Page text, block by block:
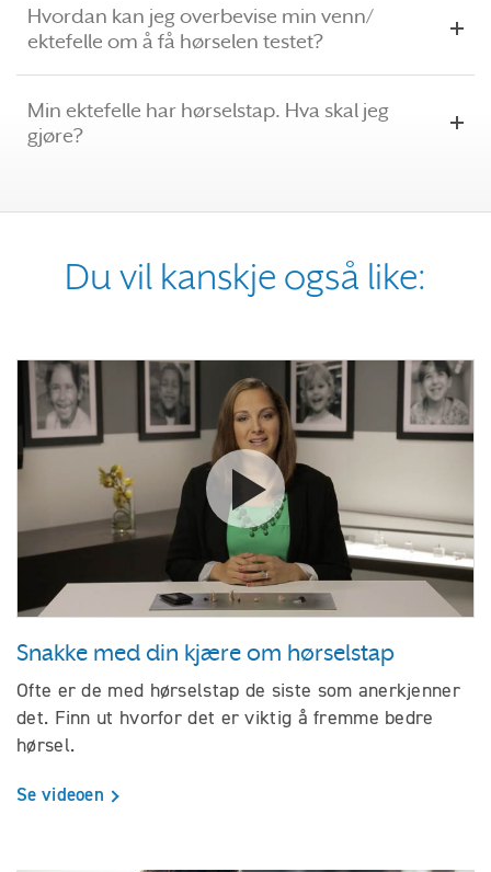
Hvordan kan jeg overbevise min venn/
ektefelle om å få hørselen testet?
Min ektefelle har hørselstap. Hva skal jeg
gjøre?
Du vil kanskje også like:
Se videoen Snakke med din
Snakke med din kjære om hørselstap
Ofte er de med hørselstap de siste som anerkjenner
det. Finn ut hvorfor det er viktig å fremme bedre
hørsel.
Se videoen